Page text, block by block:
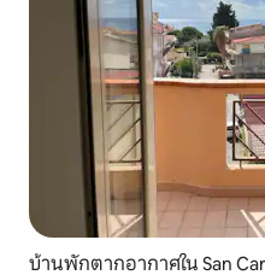
บ้านพักตากอากาศใน San